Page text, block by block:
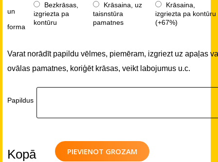
un
forma
Bezkrāsas,
izgriezta pa
kontūru
Krāsaina, uz
taisnstūra
pamatnes
Krāsaina,
izgriezta pa kontūru
(+67%)
Varat norādīt papildu vēlmes, piemēram, izgriezt uz apaļas
ovālas pamatnes, koriģēt krāsas, veikt labojumus u.c.
Papildus
PIEVIENOT GROZAM
Kopā